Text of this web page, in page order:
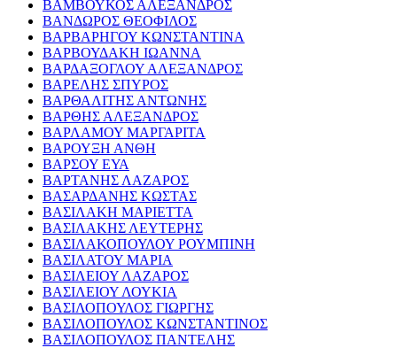
ΒΑΜΒΟΥΚΟΣ ΑΛΕΞΑΝΔΡΟΣ
ΒΑΝΔΩΡΟΣ ΘΕΟΦΙΛΟΣ
ΒΑΡΒΑΡΗΓΟΥ ΚΩΝΣΤΑΝΤΙΝΑ
ΒΑΡΒΟΥΔΑΚΗ ΙΩΑΝΝΑ
ΒΑΡΔΑΞΟΓΛΟΥ ΑΛΕΞΑΝΔΡΟΣ
ΒΑΡΕΛΗΣ ΣΠΥΡΟΣ
ΒΑΡΘΑΛΙΤΗΣ ΑΝΤΩΝΗΣ
ΒΑΡΘΗΣ ΑΛΕΞΑΝΔΡΟΣ
ΒΑΡΛΑΜΟΥ ΜΑΡΓΑΡΙΤΑ
ΒΑΡΟΥΞΗ ΑΝΘΗ
ΒΑΡΣΟΥ ΕΥΑ
ΒΑΡΤΑΝΗΣ ΛΑΖΑΡΟΣ
ΒΑΣΑΡΔΑΝΗΣ ΚΩΣΤΑΣ
ΒΑΣΙΛΑΚΗ ΜΑΡΙΕΤΤΑ
ΒΑΣΙΛΑΚΗΣ ΛΕΥΤΕΡΗΣ
ΒΑΣΙΛΑΚΟΠΟΥΛΟΥ ΡΟΥΜΠΙΝΗ
ΒΑΣΙΛΑΤΟΥ ΜΑΡΙΑ
ΒΑΣΙΛΕΙΟΥ ΛΑΖΑΡΟΣ
ΒΑΣΙΛΕΙΟΥ ΛΟΥΚΙΑ
ΒΑΣΙΛΟΠΟΥΛΟΣ ΓΙΩΡΓΗΣ
ΒΑΣΙΛΟΠΟΥΛΟΣ ΚΩΝΣΤΑΝΤΙΝΟΣ
ΒΑΣΙΛΟΠΟΥΛΟΣ ΠΑΝΤΕΛΗΣ